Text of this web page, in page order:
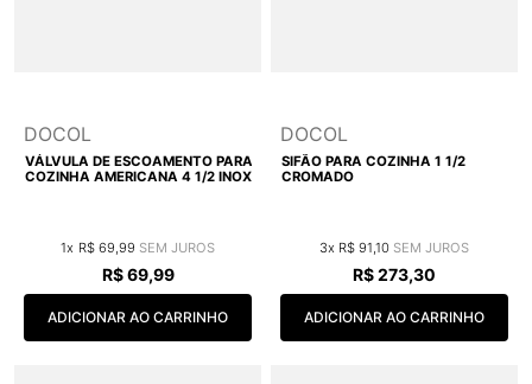
DOCOL
VÁLVULA DE ESCOAMENTO PARA
COZINHA AMERICANA 4 1/2 INOX
1 R$ 69,99
R$ 69,99
ADICIONAR AO CARRINHO
DOCOL
SIFÃO PARA COZINHA 1 1/2
CROMADO
3 R$ 91,10
R$273,30
ADICIONAR AO CARRINHO